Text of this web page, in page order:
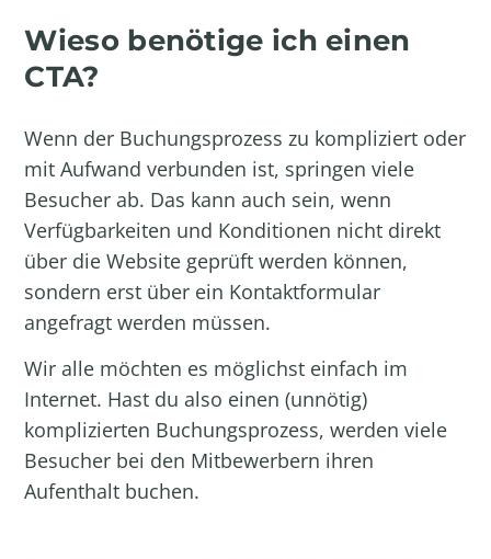
Wieso benötige ich einen
CTA?
Wenn der Buchungsprozess zu kompliziert oder
mit Aufwand verbunden ist, springen viele
Besucher ab. Das kann auch sein, wenn
Verfügbarkeiten und Konditionen nicht direkt
über die Website geprüft werden können,
sondern erst über ein Kontaktformular
angefragt werden müssen.
Wir alle möchten es möglichst einfach im
Internet. Hast du also einen (unnötig)
komplizierten Buchungsprozess, werden viele
Besucher bei den Mitbewerbern ihren
Aufenthalt buchen.